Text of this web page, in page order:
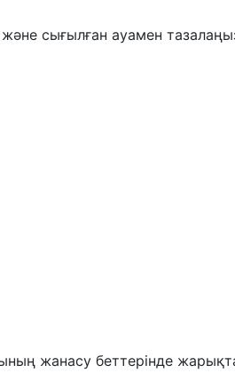
сығылған ауамен
жанасу беттерінде